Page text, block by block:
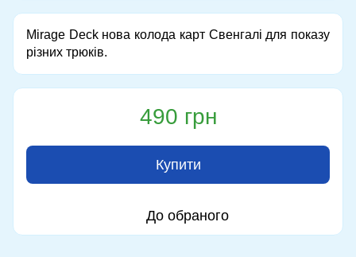
Mirage Deck нова колода карт Свенгалі для показу
різних трюків.
490 грн
Купити
До обраного